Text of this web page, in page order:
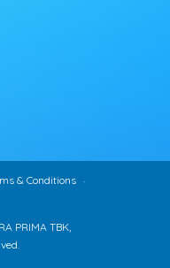
& Conditions
PRIMA TBK,